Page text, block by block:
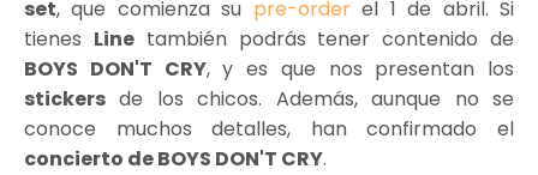
set, que comienza su pre-orderel 1 de abril. Si
tienes Linetambién podrás tener contenido de
BOYS DON'T CRY, y es que nos presentan los
stickers de los chicos. Además, aunque no se
conoce muchos detalles, han confirmado el
concierto de BOYS DON'T CRY.